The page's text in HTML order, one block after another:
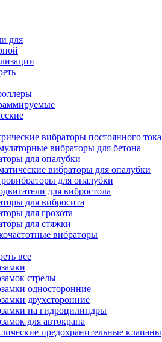
для
вибраторы постоянного тока
вибраторы для бетона
для опалубки
вибраторы для опалубки
для опалубки
для вибростола
для вибросита
для грохота
для стяжки
вибраторы
все
стрелы
односторонние
двухсторонние
на гидроцилиндры
для автокрана
предохранительные клапаны